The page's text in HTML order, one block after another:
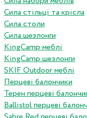
Сила стільці та крісла
Сила столи
Сила шезлонги
KingCamp меблі
KingCamp шезлонги
SKIF Outdoor меблі
Перцеві балончики
Терен перцеві
Ballistol перцеві